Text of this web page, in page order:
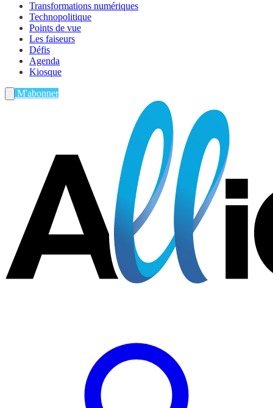
Transformations numériques
Technopolitique
Points de vue
Les faiseurs
Défis
Agenda
Kiosque
M'abonner